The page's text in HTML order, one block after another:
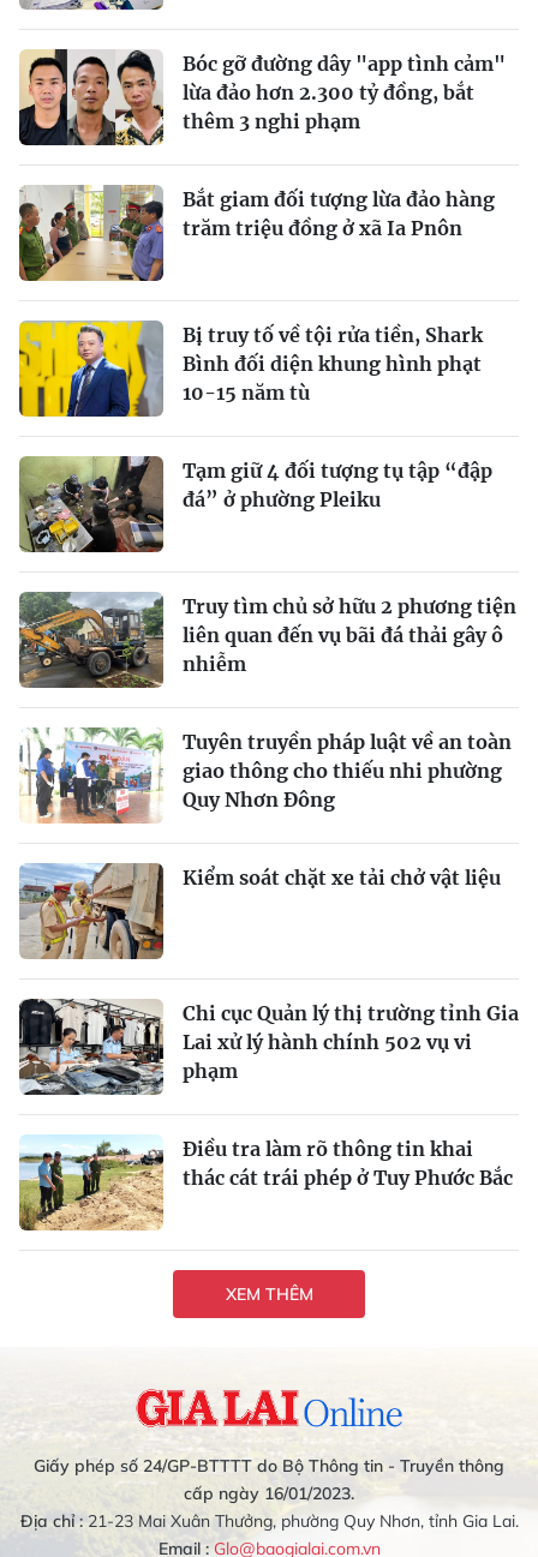
Bóc gỡ đường dây "app tình cảm"
lừa đảo hơn 2.300 tỷ đồng, bắt
thêm 3 nghi phạm
Bắt giam đối tượng lừa đảo hàng
trăm triệu đồng ở xã Ia Pnôn
Bị truy tố về tội rửa tiền, Shark
Bình đối diện khung hình phạt
10-15 năm tù
Tạm giữ 4 đối tượng tụ tập “đập
đá” ở phường Pleiku
Truy tìm chủ sở hữu 2 phương tiện
liên quan đến vụ bãi đá thải gây ô
nhiễm
Tuyên truyền pháp luật về an toàn
giao thông cho thiếu nhi phường
Quy Nhơn Đông
Kiểm soát chặt xe tải chở vật liệu
Chi cục Quản lý thị trường tỉnh Gia
Lai xử lý hành chính 502 vụ vi
phạm
Điều tra làm rõ thông tin khai
thác cát trái phép ở Tuy Phước Bắc
XEM THÊM
Giấy phép số 24/GP-BTTTT do Bộ Thông tin - Truyền thông
cấp ngày 16/01/2023.
Địa chỉ :21-23 Mai Xuân Thưởng, phường Quy Nhơn, tỉnh Gia Lai.
Email : Glo@baogialai.com.vn